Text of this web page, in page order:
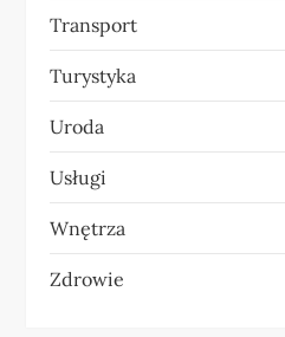
Transport
Turystyka
Uroda
Usługi
Wnętrza
Zdrowie